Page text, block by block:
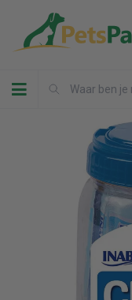
Toggle navigation
Uw